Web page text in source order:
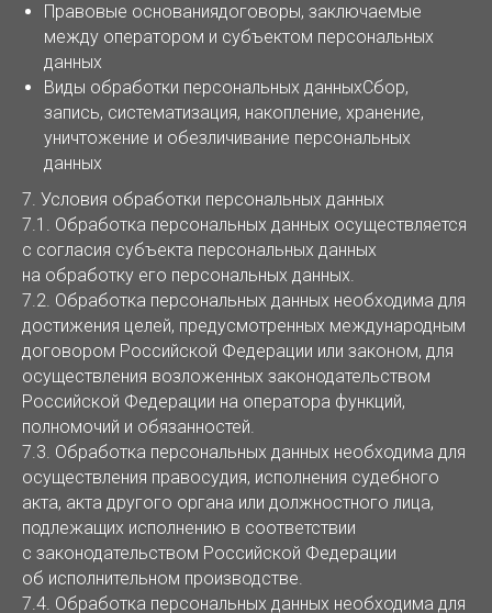
Правовые основаниядоговоры, заключаемые
между оператором и субъектом персональных
данных
Виды обработки персональных данныхСбор,
запись, систематизация, накопление, хранение,
уничтожение и обезличивание персональных
данных
7. Условия обработки персональных данных
7.1. Обработка персональных данных осуществляется
с согласия субъекта персональных данных
на обработку его персональных данных.
7.2. Обработка персональных данных необходима для
достижения целей, предусмотренных международным
договором Российской Федерации или законом, для
осуществления возложенных законодательством
Российской Федерации на оператора функций,
полномочий и обязанностей.
7.3. Обработка персональных данных необходима для
осуществления правосудия, исполнения судебного
акта, акта другого органа или должностного лица,
подлежащих исполнению в соответствии
с законодательством Российской Федерации
об исполнительном производстве.
7.4. Обработка персональных данных необходима для